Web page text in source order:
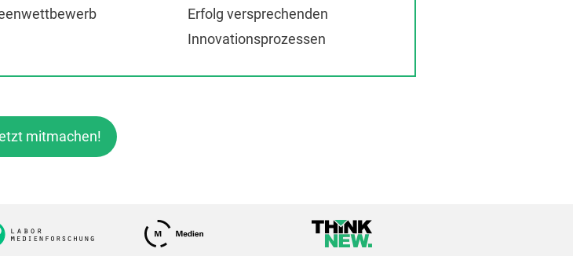
Erfolg versprechenden
Innovationsprozessen
mitmachen!